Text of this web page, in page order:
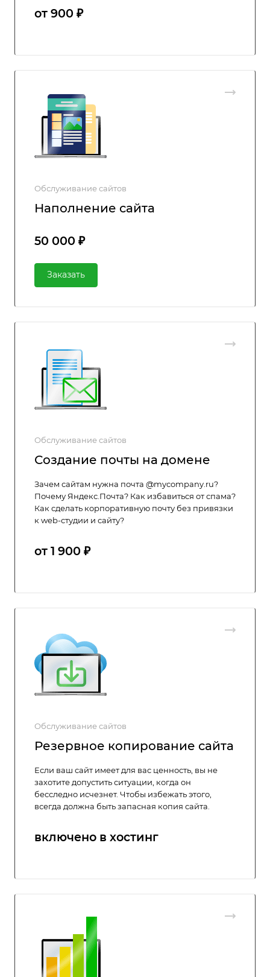
от 900 ₽
Обслуживание сайтов
Наполнение сайта
50 000 ₽
Заказать
Обслуживание сайтов
Создание почты на домене
Зачем сайтам нужна почта @mycompany.ru?
Почему Яндекс.Почта? Как избавиться от спама?
Как сделать корпоративную почту без привязки
к web-студии и сайту?
от 1 900 ₽
Обслуживание сайтов
Резервное копирование сайта
Если ваш сайт имеет для вас ценность, вы не
захотите допустить ситуации, когда он
бесследно исчезнет. Чтобы избежать этого,
всегда должна быть запасная копия сайта.
включено в хостинг